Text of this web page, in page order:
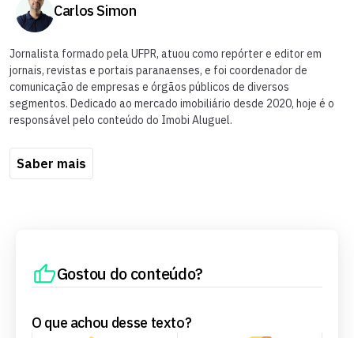
Carlos Simon
Jornalista formado pela UFPR, atuou como repórter e editor em
jornais, revistas e portais paranaenses, e foi coordenador de
comunicação de empresas e órgãos públicos de diversos
segmentos. Dedicado ao mercado imobiliário desde 2020, hoje é o
responsável pelo conteúdo do Imobi Aluguel.
Saber mais
Gostou do conteúdo?
O que achou desse texto?